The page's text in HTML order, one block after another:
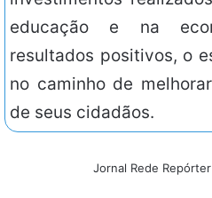
educação e na
resultados positivos, o
no caminho de
de seus cidadãos.
Jornal Rede